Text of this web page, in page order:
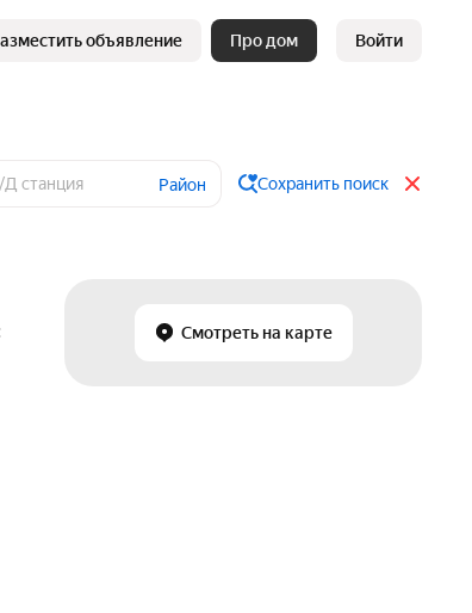
объявление Про дом Войти
Район Сохранить поиск
Смотреть на карте